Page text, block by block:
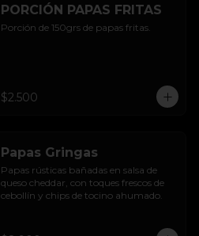
PORCIÓN PAPAS FRITAS
Porción de 150grs de papas fritas.
$2.500
Papas Gringas
Papas rústicas bañadas en salsa de
queso cheddar, con toques frescos de
cebollín y chips de tocino ahumado.